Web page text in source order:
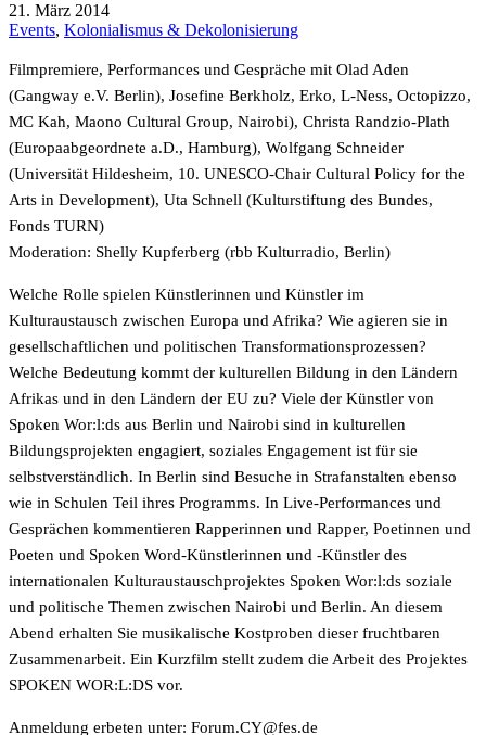
21. März 2014
Events, Kolonialismus & Dekolonisierung
Filmpremiere, Performances und Gespräche mit Olad Aden
(Gangway e.V. Berlin), Josefine Berkholz, Erko, L-Ness, Octopizzo,
MC Kah, Maono Cultural Group, Nairobi), Christa Randzio-Plath
(Europaabgeordnete a.D., Hamburg), Wolfgang Schneider
(Universität Hildesheim, 10. UNESCO-Chair Cultural Policy for the
Arts in Development), Uta Schnell (Kulturstiftung des Bundes,
Fonds TURN)
Moderation: Shelly Kupferberg (rbb Kulturradio, Berlin)
Welche Rolle spielen Künstlerinnen und Künstler im
Kulturaustausch zwischen Europa und Afrika? Wie agieren sie in
gesellschaftlichen und politischen Transformationsprozessen?
Welche Bedeutung kommt der kulturellen Bildung in den Ländern
Afrikas und in den Ländern der EU zu? Viele der Künstler von
Spoken Wor:l:ds aus Berlin und Nairobi sind in kulturellen
Bildungsprojekten engagiert, soziales Engagement ist für sie
selbstverständlich. In Berlin sind Besuche in Strafanstalten ebenso
wie in Schulen Teil ihres Programms. In Live-Performances und
Gesprächen kommentieren Rapperinnen und Rapper, Poetinnen und
Poeten und Spoken Word-Künstlerinnen und -Künstler des
internationalen Kulturaustauschprojektes Spoken Wor:l:ds soziale
und politische Themen zwischen Nairobi und Berlin. An diesem
Abend erhalten Sie musikalische Kostproben dieser fruchtbaren
Zusammenarbeit. Ein Kurzfilm stellt zudem die Arbeit des Projektes
SPOKEN WOR:L:DS vor.
Anmeldung erbeten unter: ed.sef@YC.muroF